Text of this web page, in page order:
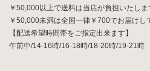
￥50,000以上で送料は当店が負担いたしま
￥50,000未満は全国一律￥700でお届けし
【配送希望時間帯をご指定出来ます】
午前中/14-16時/16-18時/18-20時/19-21時